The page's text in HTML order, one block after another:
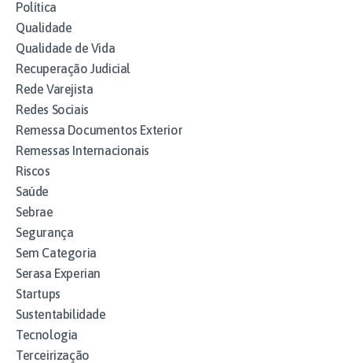
Política
Qualidade
Qualidade de Vida
Recuperação Judicial
Rede Varejista
Redes Sociais
Remessa Documentos Exterior
Remessas Internacionais
Riscos
Saúde
Sebrae
Segurança
Sem Categoria
Serasa Experian
Startups
Sustentabilidade
Tecnologia
Terceirização